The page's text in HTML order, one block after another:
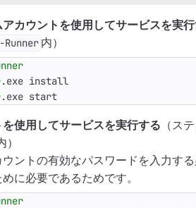
カウントを使用してサービスを実
内）
.exe install
.exe start
使用してサービスを実行する （ス
）
ントの有効なパスワードを入力す
に必要であるためです。